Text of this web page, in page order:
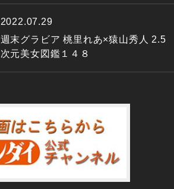
2022.07.29
週末グラビア 桃里れあ×猿山秀人 2.5
次元美女図鑑１４８